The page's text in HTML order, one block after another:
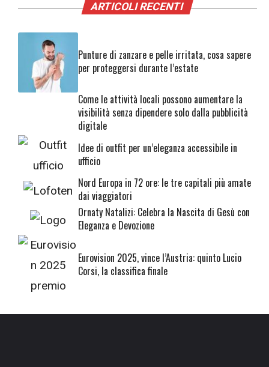
ARTICOLI RECENTI
Punture di zanzare e pelle irritata, cosa sapere
per proteggersi durante l’estate
Come le attività locali possono aumentare la
visibilità senza dipendere solo dalla pubblicità
digitale
Idee di outfit per un’eleganza accessibile in
ufficio
Nord Europa in 72 ore: le tre capitali più amate
dai viaggiatori
Ornaty Natalizi: Celebra la Nascita di Gesù con
Eleganza e Devozione
Eurovision 2025, vince l’Austria: quinto Lucio
Corsi, la classifica finale